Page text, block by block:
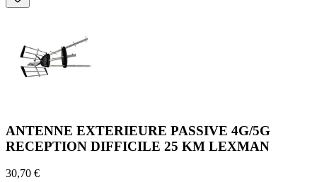
ANTENNE EXTERIEURE PASSIVE 4G/5G
RECEPTION DIFFICILE 25 KM LEXMAN
30,70 €